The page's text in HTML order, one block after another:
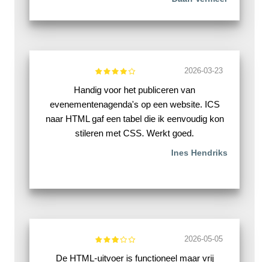
2026-03-23
Handig voor het publiceren van
evenementenagenda's op een website. ICS
naar HTML gaf een tabel die ik eenvoudig kon
stileren met CSS. Werkt goed.
Ines Hendriks
2026-05-05
De HTML-uitvoer is functioneel maar vrij